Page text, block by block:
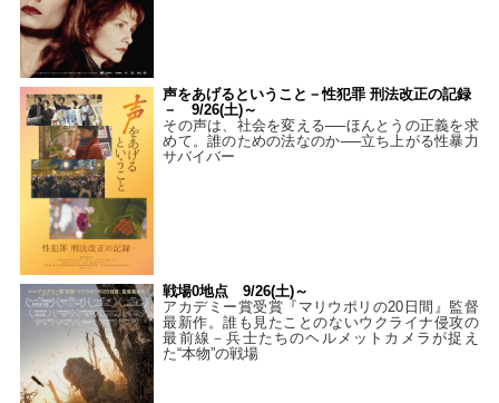
声をあげるということ－性犯罪 刑法改正の記録
－ 9/26(土)～
その声は、社会を変える──ほんとうの正義を求
めて。誰のための法なのか──立ち上がる性暴力
サバイバー
戦場0地点 9/26(土)～
アカデミー賞受賞『マリウポリの20日間』監督
最新作。誰も見たことのないウクライナ侵攻の
最前線－兵士たちのヘルメットカメラが捉え
た“本物”の戦場